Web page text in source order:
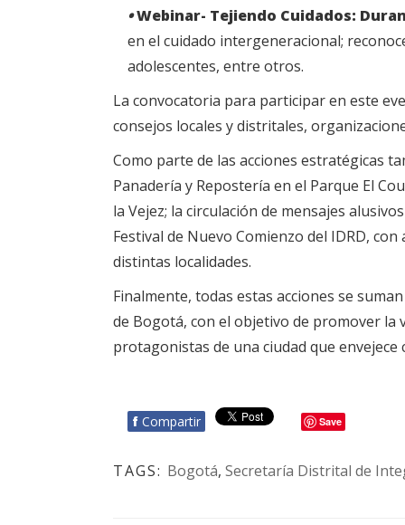
•Webinar- Tejiendo Cuidados:
en el cuidado intergeneracional;
adolescentes, entre otros.
La convocatoria para participar en este
consejos locales y distritales,
Como parte de las acciones estratégicas
Panadería y Repostería en el Parque El
la Vejez; la circulación de mensajes
Festival de Nuevo Comienzo del IDRD,
distintas localidades.
Finalmente, todas estas acciones se
de Bogotá, con el objetivo de promover la
protagonistas de una ciudad que envejece
f Compartir Save
TAGS: Bogotá, Secretaría Distrital de